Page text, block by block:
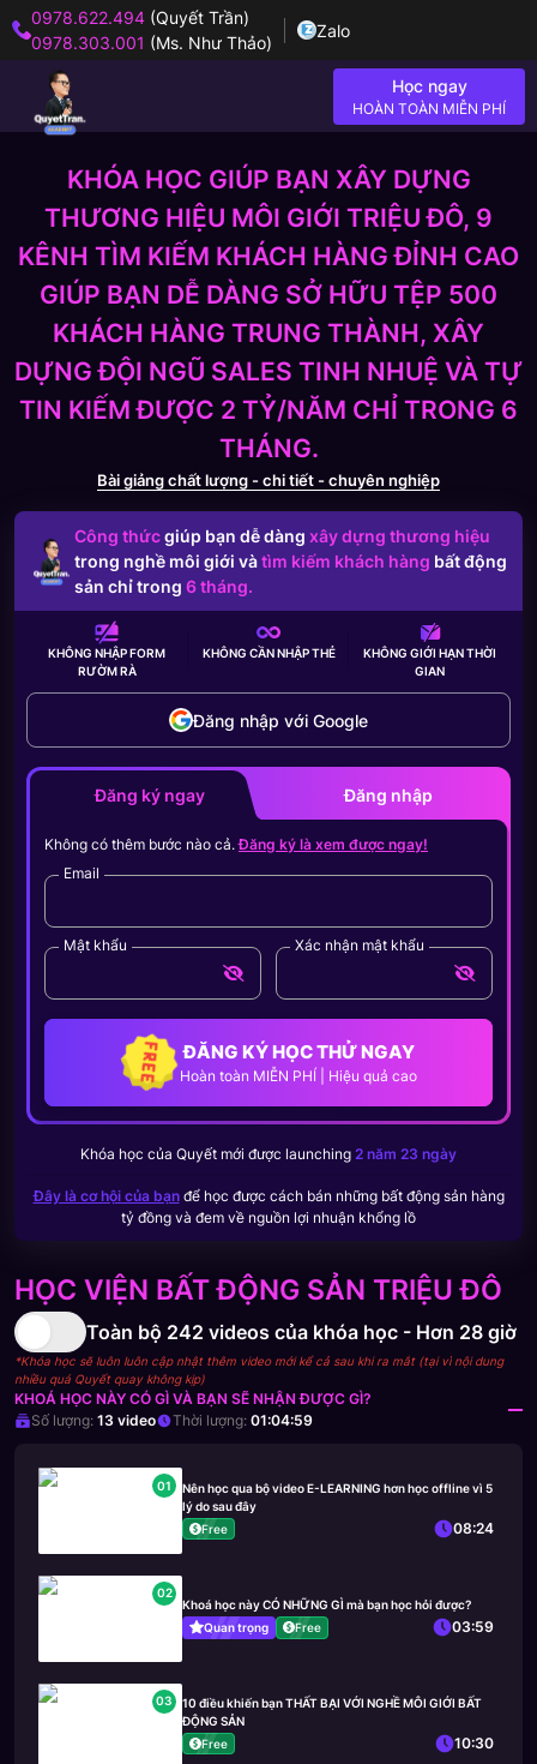
0978.622.494 (Quyết Trần)
0978.303.001 (Ms. Như Thảo)
Zalo
Học ngay
HOÀN TOÀN MIỄN PHÍ
HỌC VIỆN BẤT ĐỘNG SẢN TRIỆU ĐÔ
Toàn bộ 242 videos của khóa học - Hơn 28 giờ
*Khóa học sẽ luôn luôn cập nhật thêm video mới kể cả sau khi ra mắt (tại vì nội dung
nhiều quá Quyết quay không kịp)
KHOÁ HỌC NÀY CÓ GÌ VÀ BẠN SẼ NHẬN ĐƯỢC GÌ?
Số lượng: 13 video Thời lượng: 01:04:59
01
Nên học qua bộ video E-LEARNING hơn học offline vì 5
lý do sau đây
Free
08:24
02
Khoá học này CÓ NHỮNG GÌ mà bạn học hỏi được?
Quan trọng
Free 03:59
03
10 điều khiến bạn THẤT BẠI VỚI NGHỀ MÔI GIỚI BẤT
ĐỘNG SẢN
Free
10:30
KHÓA HỌC GIÚP BẠN XÂY DỰNG
THƯƠNG HIỆU MÔI GIỚI TRIỆU ĐÔ, 9
KÊNH TÌM KIẾM KHÁCH HÀNG ĐỈNH CAO
GIÚP BẠN DỄ DÀNG SỞ HỮU TỆP 500
KHÁCH HÀNG TRUNG THÀNH, XÂY
DỰNG ĐỘI NGŨ SALES TINH NHUỆ VÀ TỰ
TIN KIẾM ĐƯỢC 2 TỶ/NĂM CHỈ TRONG 6
THÁNG.
Bài giảng chất lượng - chi tiết - chuyên nghiệp
Công thứcgiúp bạn dễ dàng xây dựng thương hiệu
trong nghề môi giới vàtìm kiếm khách hàng bất động
sản chỉ trong 6 tháng.
KHÔNG NHẬP FORM
RƯỜM RÀ
KHÔNG CẦNNHẬP THẺ KHÔNG GIỚI HẠNTHỜI
GIAN
Đăng nhập với Google
Đăng ký ngay Đăng nhập
Không có thêm bước nào cả.Đăng ký là xem được ngay!
Email
Mật khẩu Xác nhận mật khẩu
ĐĂNG KÝ HỌC THỬ NGAY
Hoàn toàn MIỄN PHÍ | Hiệu quả cao
Khóa học của Quyết mới được launching 2 năm 23 ngày
Đây là cơ hội của bạnđể học được cách bán những bất động sản hàng
tỷ đồng và đem về nguồn lợi nhuận khổng lồ